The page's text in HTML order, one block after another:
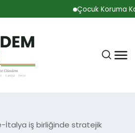
Çocuk Koruma
İtalya iş birliğinde stratejik